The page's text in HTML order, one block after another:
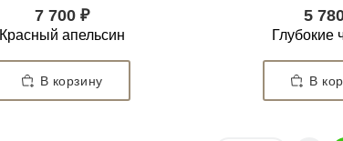
7 700 ₽
Красный апельсин
В корзину
5
Глубокие
В